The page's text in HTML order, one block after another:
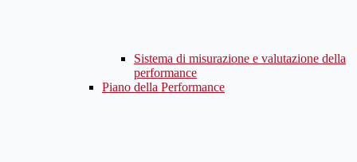
Sistema di misurazione e valutazione della
performance
Piano della Performance